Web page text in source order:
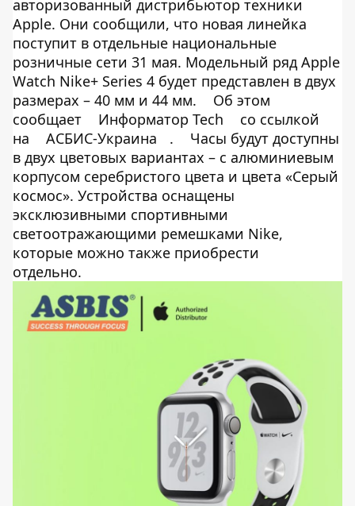
авторизованный дистрибьютор техники
Apple. Они сообщили, что новая линейка
поступит в отдельные национальные
розничные сети 31 мая. Модельный ряд Apple
Watch Nike+ Series 4 будет представлен в двух
размерах – 40 мм и 44 мм.
Об этом
сообщает
Информатор Tech
со ссылкой
на
АСБИС-Украина .
Часы будут доступны
в двух цветовых вариантах – с алюминиевым
корпусом серебристого цвета и цвета «Серый
космос». Устройства оснащены
эксклюзивными спортивными
светоотражающими ремешками Nike,
которые можно также приобрести
отдельно.